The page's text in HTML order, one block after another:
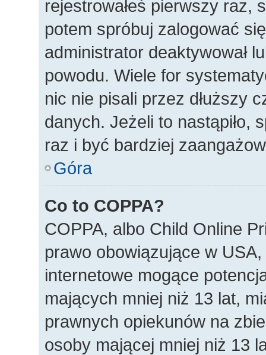
rejestrowałeś pierwszy raz,
potem spróbuj zalogować
administrator deaktywował
powodu. Wiele for
nic nie pisali przez dłuższy
danych. Jeżeli to nastąpiło,
raz i być bardziej
Góra
Co to COPPA?
COPPA, albo Child Online
prawo obowiązujące w
internetowe mogące
mających mniej niż 13 lat,
prawnych opiekunów na
osoby mającej mniej niż 13